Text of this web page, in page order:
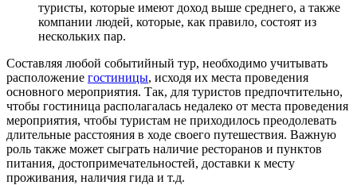
туристы, которые имеют доход выше среднего, а также
компании людей, которые, как правило, состоят из
нескольких пар.
Составляя любой событийный тур, необходимо учитывать
расположение гостиницы, исходя их места проведения
основного мероприятия. Так, для туристов предпочтительно,
чтобы гостиница располагалась недалеко от места проведения
мероприятия, чтобы туристам не приходилось преодолевать
длительные расстояния в ходе своего путешествия. Важную
роль также может сыграть наличие ресторанов и пунктов
питания, достопримечательностей, доставки к месту
проживания, наличия гида и т.д.